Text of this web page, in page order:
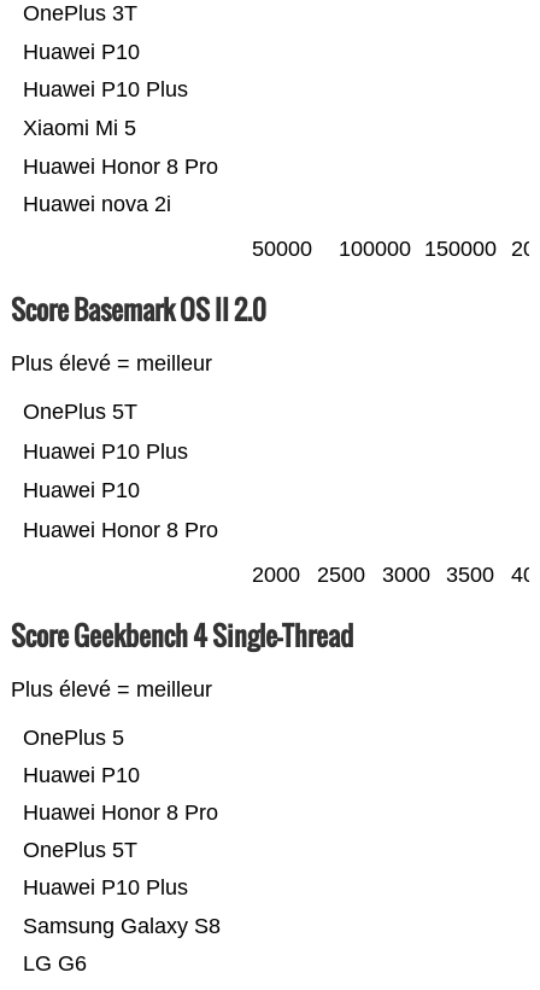
Huawei nova 2i
Huawei Honor 8 Pro
Xiaomi Mi 5
Huawei P10 Plus
Huawei P10
OnePlus 3T
50000 100000 150000
Score Basemark OS II 2.0
Plus élevé = meilleur
Huawei Honor 8 Pro
Huawei P10
Huawei P10 Plus
OnePlus 5T
2000 2500 3000 3500
Score Geekbench 4 Single-Thread
Plus élevé = meilleur
LG G6
Samsung Galaxy S8
Huawei P10 Plus
OnePlus 5T
Huawei Honor 8 Pro
Huawei P10
OnePlus 5